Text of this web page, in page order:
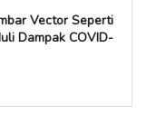
Vector Seperti
Dampak COVID-